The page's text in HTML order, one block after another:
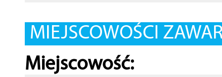
MIEJSCOWOŚCI
Miejscowość: